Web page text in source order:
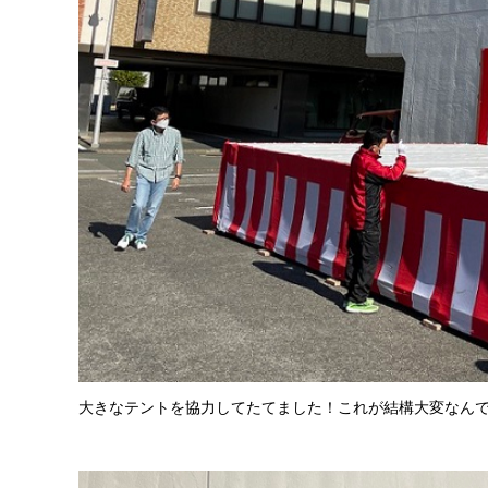
大きなテントを協力してたてました！これが結構大変なん